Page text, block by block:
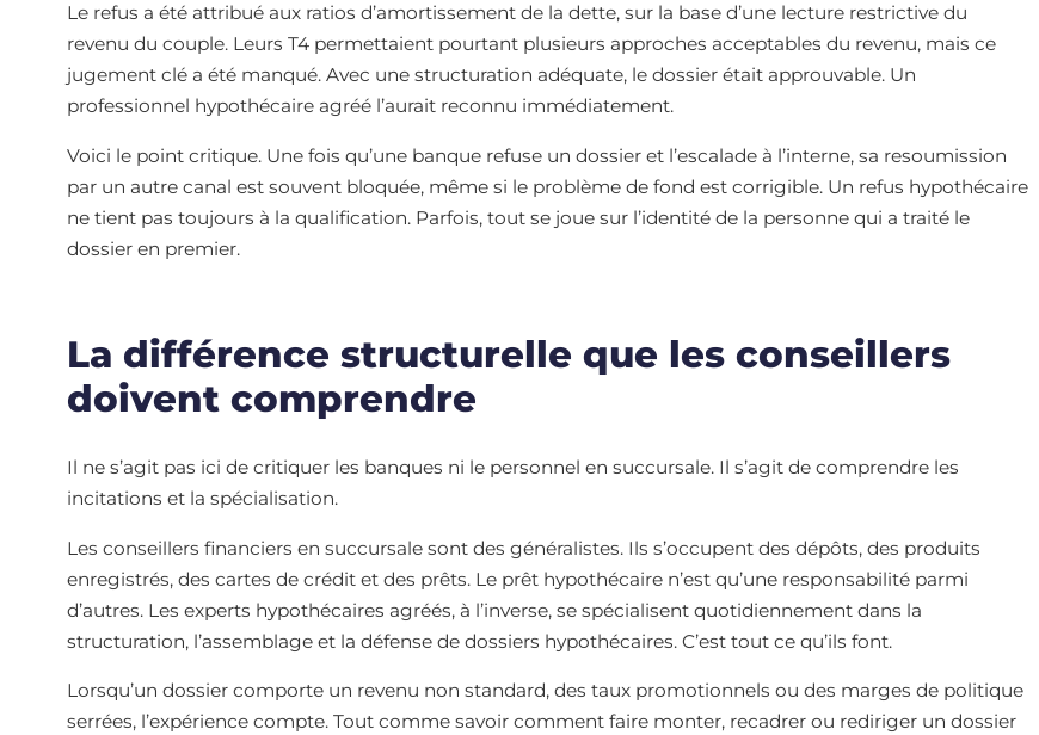
Le refus a été attribué aux ratios d’amortissement de la dette, sur la base d’une lecture restrictive du
revenu du couple. Leurs T4 permettaient pourtant plusieurs approches acceptables du revenu, mais ce
jugement clé a été manqué. Avec une structuration adéquate, le dossier était approuvable. Un
professionnel hypothécaire agréé l’aurait reconnu immédiatement.
Voici le point critique. Une fois qu’une banque refuse un dossier et l’escalade à l’interne, sa resoumission
par un autre canal est souvent bloquée, même si le problème de fond est corrigible. Un refus hypothécaire
ne tient pas toujours à la qualification. Parfois, tout se joue sur l’identité de la personne qui a traité le
dossier en premier.
La différence structurelle que les conseillers
doivent comprendre
Il ne s’agit pas ici de critiquer les banques ni le personnel en succursale. Il s’agit de comprendre les
incitations et la spécialisation.
Les conseillers financiers en succursale sont des généralistes. Ils s’occupent des dépôts, des produits
enregistrés, des cartes de crédit et des prêts. Le prêt hypothécaire n’est qu’une responsabilité parmi
d’autres. Les experts hypothécaires agréés, à l’inverse, se spécialisent quotidiennement dans la
structuration, l’assemblage et la défense de dossiers hypothécaires. C’est tout ce qu’ils font.
Lorsqu’un dossier comporte un revenu non standard, des taux promotionnels ou des marges de politique
serrées, l’expérience compte. Tout comme savoir comment faire monter, recadrer ou rediriger un dossier